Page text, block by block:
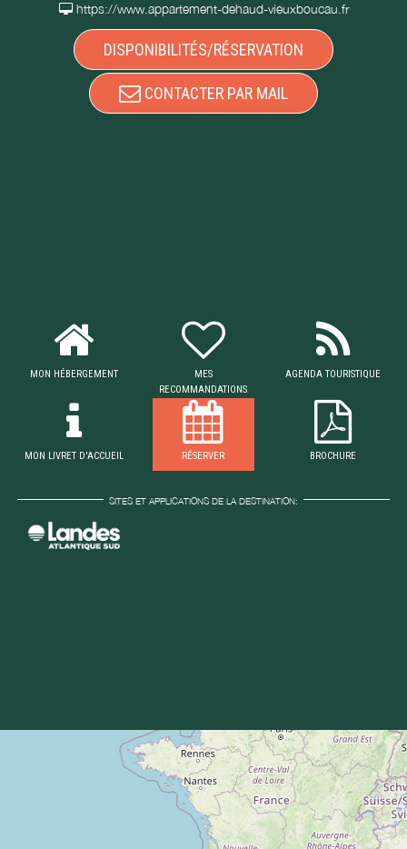
https://www.appartement-dehaud-vieuxboucau.fr
DISPONIBILITÉS/RÉSERVATION
CONTACTER PAR MAIL
MON HÉBERGEMENT
MES
RECOMMANDATIONS
AGENDA TOURISTIQUE
MON LIVRET D'ACCUEIL RÉSERVER BROCHURE
SITES ET APPLICATIONS DE LA DESTINATION: